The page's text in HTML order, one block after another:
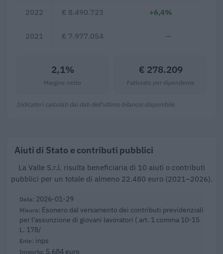
2022 € 8.490.723 +6,4%
2021 € 7.977.054 —
2,1%
Margine netto
€ 278.209
Fatturato per dipendente
Indicatori calcolati dai dati dell'ultimo bilancio disponibile.
Aiuti di Stato e contributi pubblici
La Valle S.r.l. risulta beneficiaria di 10 aiuti o contributi
pubblici per un totale di almeno 22.480 euro (2021–2026).
2026-01-29
Esonero dal versamento dei contributi previdenziali
per l'assunzione di giovani lavoratori ( art. 1 comma 10-15
L. 178/
inps
5.684 euro